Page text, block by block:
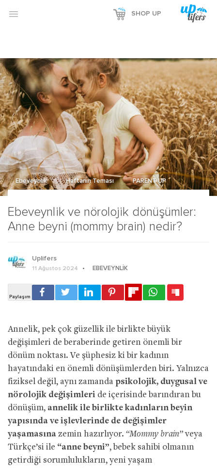
 SHOP UP
Ebeveynlik ve nörolojik dönüşümler:
Anne beyni (mommy brain) nedir?
Ebeveynlik Haftanın Teması PARENT UP
Uplifers
11 Ağustos 2024 EBEVEYNLIK
Annelik, pek çok güzellik ile birlikte büyük
değişimleri de beraberinde getiren önemli bir
dönüm noktası. Ve şüphesiz ki bir kadının
hayatındaki en önemli dönüşümlerden biri. Yalnızca
fiziksel değil, aynı zamanda psikolojik, duygusal ve
nörolojik değişimleri de içerisinde barındıran bu
dönüşüm, annelik ile birlikte kadınların beyin
yapısında ve işlevlerinde de değişimler
yaşamasına zemin hazırlıyor. “Mommy brain”veya
Türkçe’si ile “anne beyni”, bebek sahibi olmanın
getirdiği sorumlulukların, yeni yaşam